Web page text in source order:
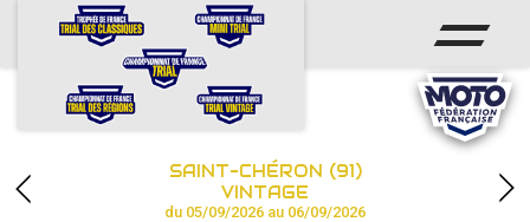
ACCUEIL
CALENDRIER
CHAMPIONNATSAINT-CHÉRON (91)
VINTAGE
du 05/09/2026 au 06/09/2026